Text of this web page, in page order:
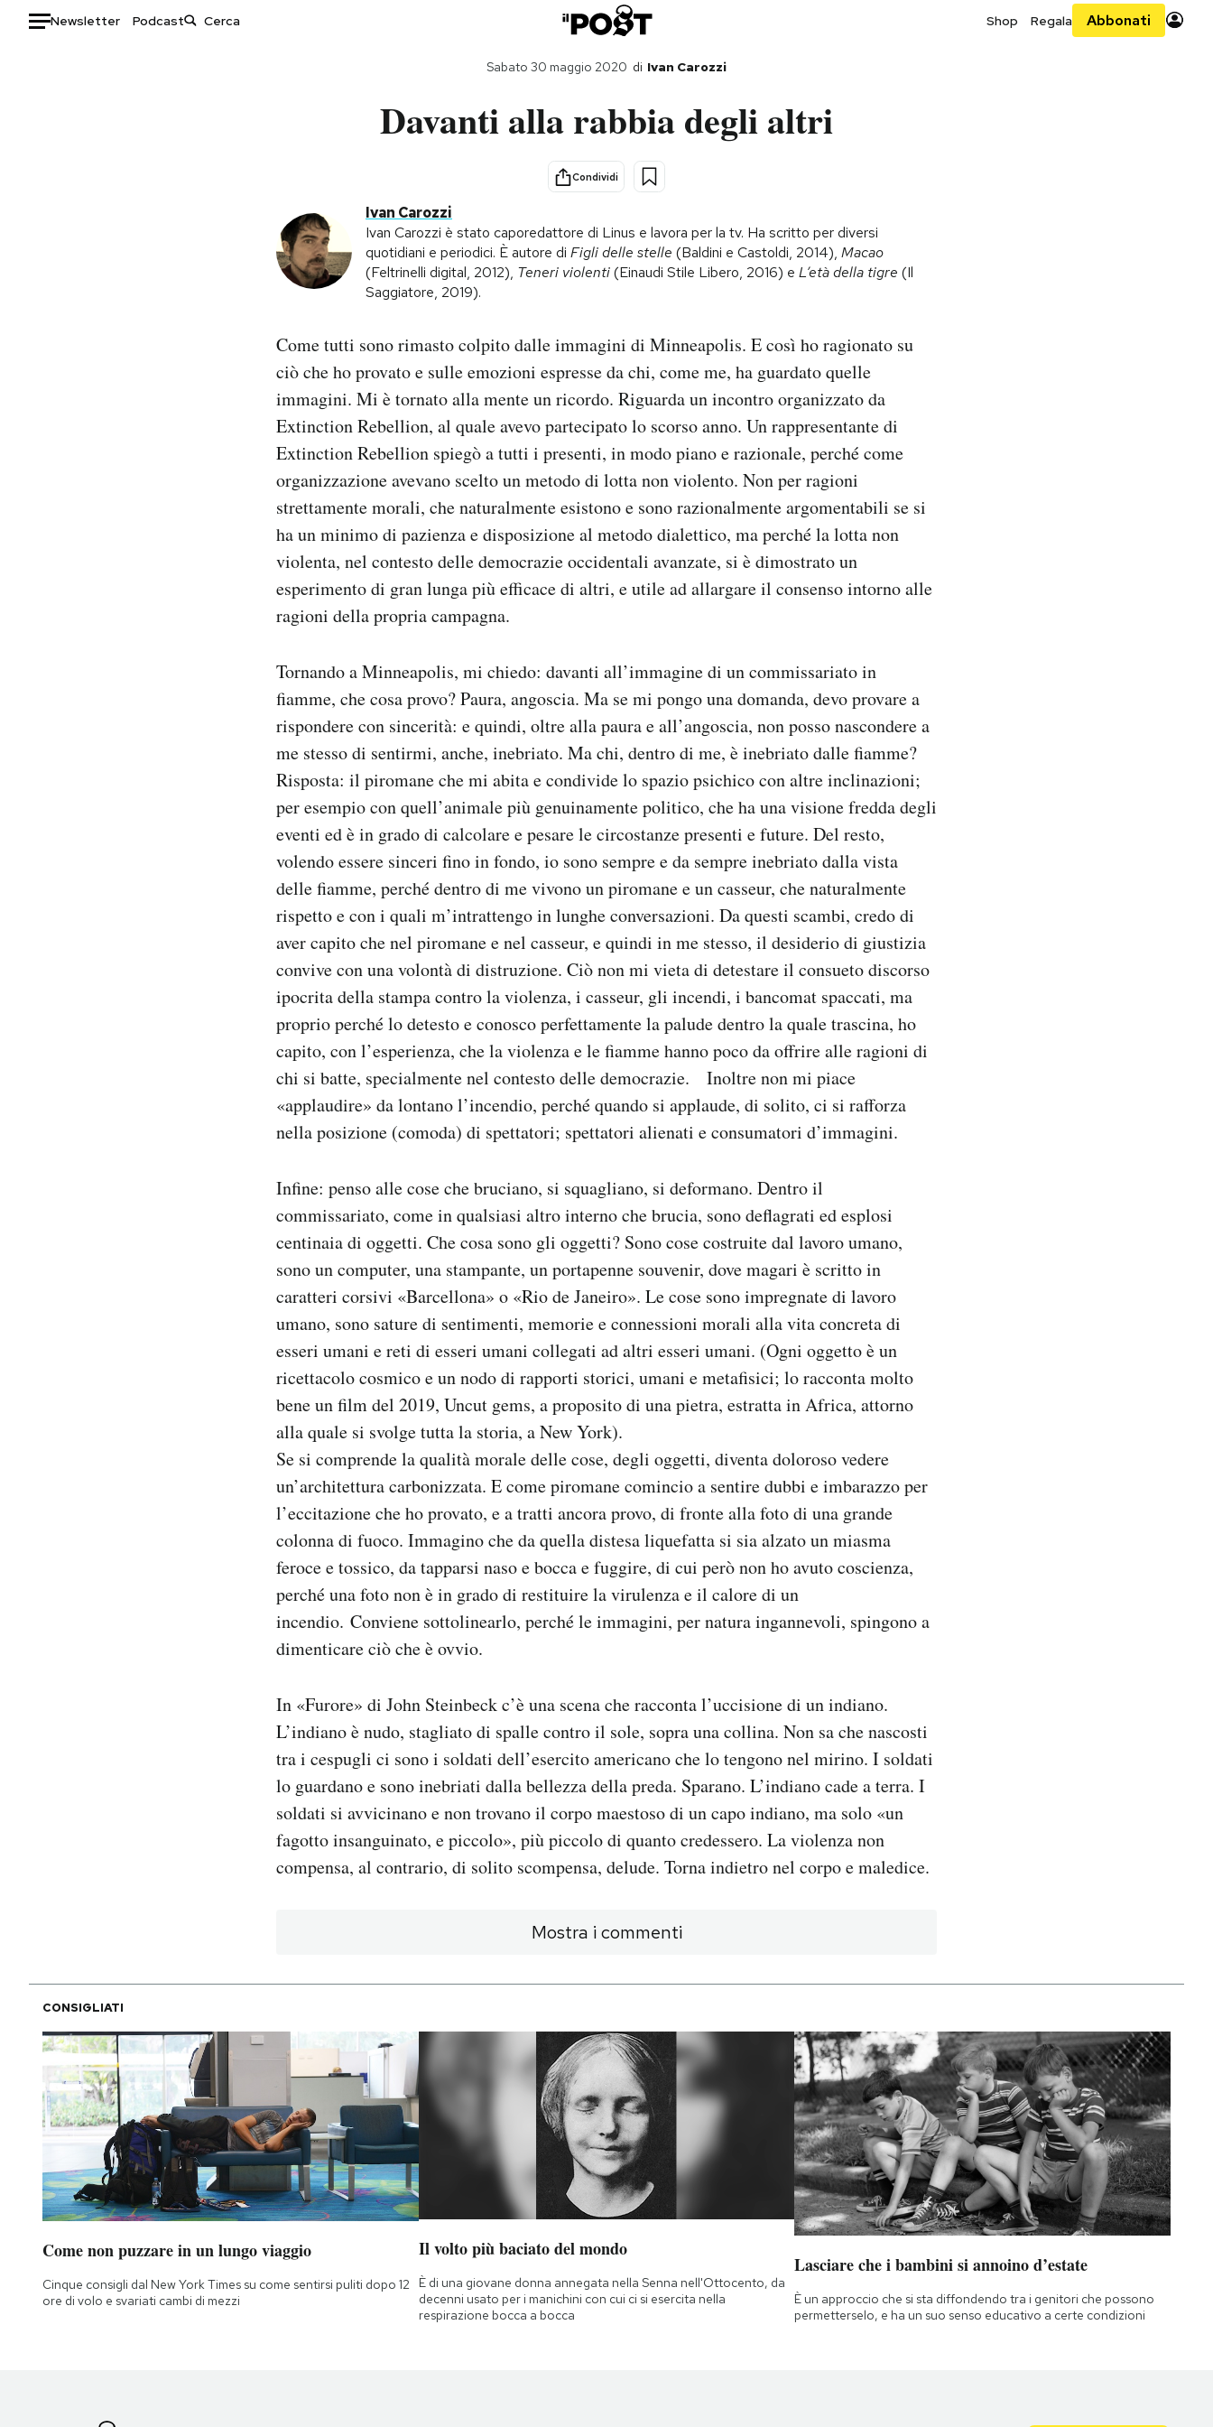
Newsletter Podcast Shop Regala Abbonati
Storie/Idee
Ok Boomer!
di Ivan Carozzi
Sabato 30 maggio 2020
Davanti alla rabbia degli altri
Condividi
Ivan Carozzi
Ivan Carozzi è stato caporedattore di Linus e lavora per la tv. Ha scritto per diversi
quotidiani e periodici. È autore di Figli delle stelle (Baldini e Castoldi, 2014), Macao
(Feltrinelli digital, 2012), Teneri violenti(Einaudi Stile Libero, 2016) e L’età della tigre (Il
Saggiatore, 2019).
Come tutti sono rimasto colpito dalle immagini di Minneapolis. E così ho ragionato su
ciò che ho provato e sulle emozioni espresse da chi, come me, ha guardato quelle
immagini. Mi è tornato alla mente un ricordo. Riguarda un incontro organizzato da
Extinction Rebellion, al quale avevo partecipato lo scorso anno. Un rappresentante di
Extinction Rebellion spiegò a tutti i presenti, in modo piano e razionale, perché come
organizzazione avevano scelto un metodo di lotta non violento. Non per ragioni
strettamente morali, che naturalmente esistono e sono razionalmente argomentabili se si
ha un minimo di pazienza e disposizione al metodo dialettico, ma perché la lotta non
violenta, nel contesto delle democrazie occidentali avanzate, si è dimostrato un
esperimento di gran lunga più efficace di altri, e utile ad allargare il consenso intorno alle
ragioni della propria campagna.
Tornando a Minneapolis, mi chiedo: davanti all’immagine di un commissariato in
fiamme, che cosa provo? Paura, angoscia. Ma se mi pongo una domanda, devo provare a
rispondere con sincerità: e quindi, oltre alla paura e all’angoscia, non posso nascondere a
me stesso di sentirmi, anche, inebriato. Ma chi, dentro di me, è inebriato dalle fiamme?
Risposta: il piromane che mi abita e condivide lo spazio psichico con altre inclinazioni;
per esempio con quell’animale più genuinamente politico, che ha una visione fredda degli
eventi ed è in grado di calcolare e pesare le circostanze presenti e future. Del resto,
volendo essere sinceri fino in fondo, io sono sempre e da sempre inebriato dalla vista
delle fiamme, perché dentro di me vivono un piromane e un casseur, che naturalmente
rispetto e con i quali m’intrattengo in lunghe conversazioni. Da questi scambi, credo di
aver capito che nel piromane e nel casseur, e quindi in me stesso, il desiderio di giustizia
convive con una volontà di distruzione. Ciò non mi vieta di detestare il consueto discorso
ipocrita della stampa contro la violenza, i casseur, gli incendi, i bancomat spaccati, ma
proprio perché lo detesto e conosco perfettamente la palude dentro la quale trascina, ho
capito, con l’esperienza, che la violenza e le fiamme hanno poco da offrire alle ragioni di
chi si batte, specialmente nel contesto delle democrazie. Inoltre non mi piace
«applaudire» da lontano l’incendio, perché quando si applaude, di solito, ci si rafforza
nella posizione (comoda) di spettatori; spettatori alienati e consumatori d’immagini.
Infine: penso alle cose che bruciano, si squagliano, si deformano. Dentro il
commissariato, come in qualsiasi altro interno che brucia, sono deflagrati ed esplosi
centinaia di oggetti. Che cosa sono gli oggetti? Sono cose costruite dal lavoro umano,
sono un computer, una stampante, un portapenne souvenir, dove magari è scritto in
caratteri corsivi «Barcellona» o «Rio de Janeiro». Le cose sono impregnate di lavoro
umano, sono sature di sentimenti, memorie e connessioni morali alla vita concreta di
esseri umani e reti di esseri umani collegati ad altri esseri umani. (Ogni oggetto è un
ricettacolo cosmico e un nodo di rapporti storici, umani e metafisici; lo racconta molto
bene un film del 2019, Uncut gems, a proposito di una pietra, estratta in Africa, attorno
alla quale si svolge tutta la storia, a New York).
Se si comprende la qualità morale delle cose, degli oggetti, diventa doloroso vedere
un’architettura carbonizzata. E come piromane comincio a sentire dubbi e imbarazzo per
l’eccitazione che ho provato, e a tratti ancora provo, di fronte alla foto di una grande
colonna di fuoco. Immagino che da quella distesa liquefatta si sia alzato un miasma
feroce e tossico, da tapparsi naso e bocca e fuggire, di cui però non ho avuto coscienza,
perché una foto non è in grado di restituire la virulenza e il calore di un
incendio. Conviene sottolinearlo, perché le immagini, per natura ingannevoli, spingono a
dimenticare ciò che è ovvio.
In «Furore» di John Steinbeck c’è una scena che racconta l’uccisione di un indiano.
L’indiano è nudo, stagliato di spalle contro il sole, sopra una collina. Non sa che nascosti
tra i cespugli ci sono i soldati dell’esercito americano che lo tengono nel mirino. I soldati
lo guardano e sono inebriati dalla bellezza della preda. Sparano. L’indiano cade a terra. I
soldati si avvicinano e non trovano il corpo maestoso di un capo indiano, ma solo «un
fagotto insanguinato, e piccolo», più piccolo di quanto credessero. La violenza non
compensa, al contrario, di solito scompensa, delude. Torna indietro nel corpo e maledice.
Mostra i commenti
CONSIGLIATI
Come non puzzare in un lungo viaggio
Cinque consigli dal New York Times su come sentirsi puliti dopo 12
ore di volo e svariati cambi di mezzi
Il volto più baciato del mondo
È di una giovane donna annegata nella Senna nell'Ottocento, da
decenni usato per i manichini con cui ci si esercita nella
respirazione bocca a bocca
Lasciare che i bambini si annoino d’estate
È un approccio che si sta diffondendo tra i genitori che possono
permetterselo, e ha un suo senso educativo a certe condizioni